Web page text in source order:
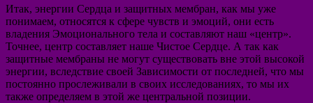
Итак, энергии Сердца и защитных мембран, как мы уже
понимаем, относятся к сфере чувств и эмоций, они есть
владения Эмоционального тела и составляют наш «центр».
Точнее, центр составляет наше Чистое Сердце. А так как
защитные мембраны не могут существовать вне этой высокой
энергии, вследствие своей Зависимости от последней, что мы
постоянно прослеживали в своих исследованиях, то мы их
также определяем в этой же центральной позиции.